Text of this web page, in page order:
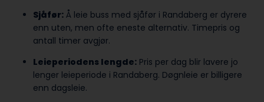
Sjåfør: Å leie buss med sjåfør i Randaberg er dyrere
enn uten, men ofte eneste alternativ. Timepris og
antall timer avgjør.
Leieperiodens lengde: Pris per dag blir lavere jo
lenger leieperiode i Randaberg. Døgnleie er billigere
enn dagsleie.